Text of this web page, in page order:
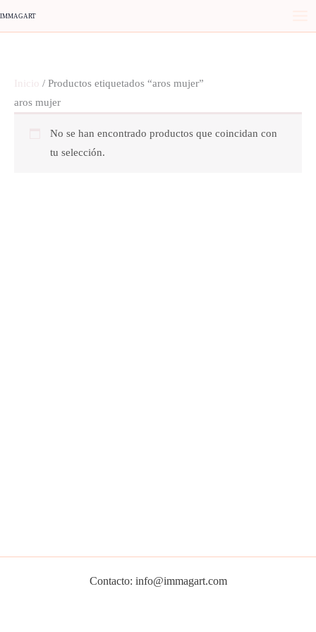
IMMAGART
Inicio / Productos etiquetados “aros mujer”
aros mujer
No se han encontrado productos que coincidan con
tu selección.
Contacto: info@immagart.com